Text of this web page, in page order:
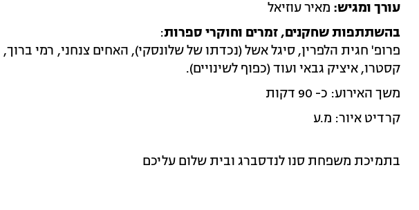
עורך ומגיש: מאיר עוזיאל
בהשתתפות שחקנים, זמרים וחוקרי ספרות:
פרופ' חגית הלפרין, סיגל אשל (נכדתו של שלונסקי), האחים צנחני, רמי ברוך,
קסטרו, איציק גבאי ועוד (כפוף לשינויים).
משך האירוע: כ- 90 דקות
קרדיט איור: מ.ע
בתמיכת משפחת סנו לנדסברג ובית שלום עליכם